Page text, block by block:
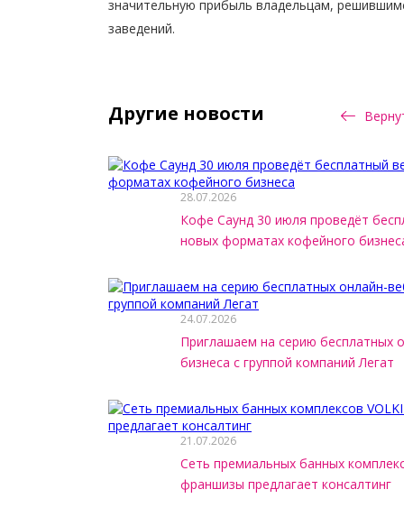
значительную прибыль владельцам,
заведений.
Другие новости
28.07.2026
Кофе Саунд 30 июля проведёт
новых форматах кофейного
24.07.2026
Приглашаем на серию бесплатных
бизнеса с группой компаний Легат
21.07.2026
Сеть премиальных банных
франшизы предлагает консалтинг